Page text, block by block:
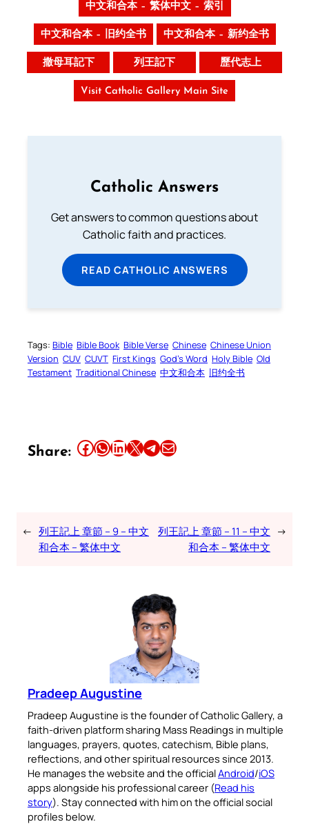
中文和合本 – 繁体中文 – 索引
中文和合本 – 旧约全书 中文和合本 – 新约全书
撒母耳記下 列王記下 歷代志上
Visit Catholic Gallery Main Site
Catholic Answers
Get answers to common questions about
Catholic faith and practices.
READ CATHOLIC ANSWERS
Tags: Bible Bible Book Bible Verse Chinese Chinese Union
Version CUV CUVT First Kings God’s Word Holy Bible Old
Testament Traditional Chinese 中文和合本 旧约全书
Share: Share this article on Facebook Share this article on WhatsApp Share this article on LinkedIn Share this article on X Share this article on TelegramEmail this Article
← 列王記上 章節 – 9 – 中文
和合本 – 繁体中文
列王記上 章節 – 11 – 中文
和合本 – 繁体中文
→
Pradeep Augustine
Pradeep Augustine is the founder of Catholic Gallery, a
faith-driven platform sharing Mass Readings in multiple
languages, prayers, quotes, catechism, Bible plans,
reflections, and other spiritual resources since 2013.
He manages the website and the officialAndroid/iOS
apps alongside his professional career (Read his
story). Stay connected with him on the official social
profiles below.